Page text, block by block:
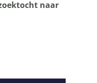
naar